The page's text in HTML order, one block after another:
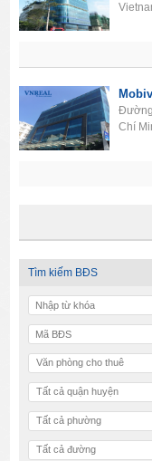
Chí
Tìm kiếm BĐS
Văn phòng cho thuê
Tất cả quận huyện
Tất cả phường
Tất cả đường